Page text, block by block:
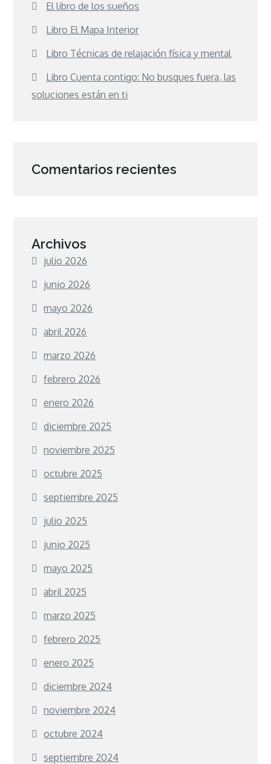
El libro de los sueños
Libro El Mapa Interior
Libro Técnicas de relajación física y mental
Libro Cuenta contigo: No busques fuera, las
soluciones están en ti
Comentarios recientes
Archivos
julio 2026
junio 2026
mayo 2026
abril 2026
marzo 2026
febrero 2026
enero 2026
diciembre 2025
noviembre 2025
octubre 2025
septiembre 2025
julio 2025
junio 2025
mayo 2025
abril 2025
marzo 2025
febrero 2025
enero 2025
diciembre 2024
noviembre 2024
octubre 2024
septiembre 2024